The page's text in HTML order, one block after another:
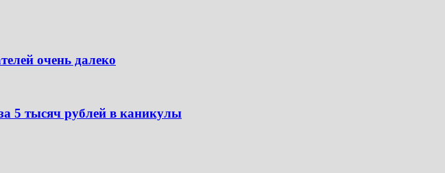
очень далеко
5 тысяч рублей в каникулы